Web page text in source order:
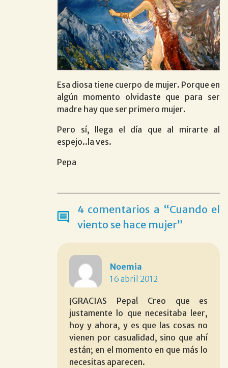
Esa diosa tiene cuerpo de mujer. Porque en
algún momento olvidaste que para ser
madre hay que ser primero mujer.
Pero sí, llega el día que al mirarte al
espejo..la ves.
Pepa
4 comentarios a “Cuando el
viento se hace mujer”
Noemia
16 abril 2012
¡GRACIAS Pepa! Creo que es
justamente lo que necesitaba leer,
hoy y ahora, y es que las cosas no
vienen por casualidad, sino que ahí
están; en el momento en que más lo
necesitas aparecen.